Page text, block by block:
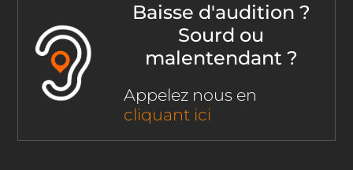
Baisse d'audition ?
Sourd ou
malentendant ?
Appelez nous en
cliquant ici